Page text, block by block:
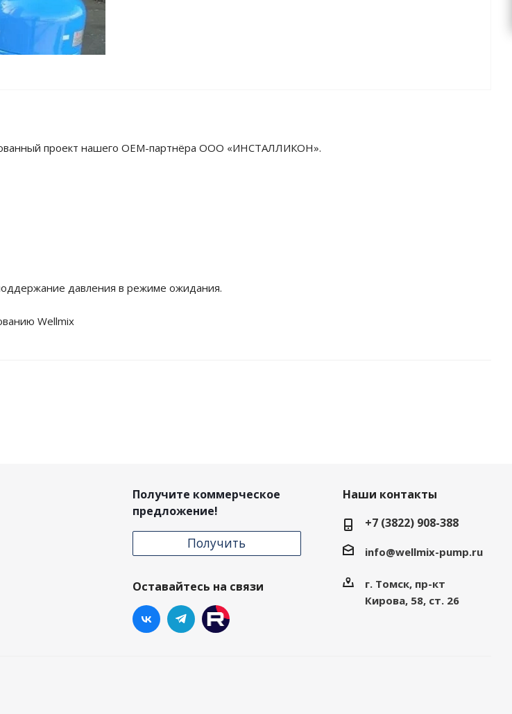
проект нашего ОЕМ-партнёра ООО «ИНСТАЛЛИКОН».
давления в режиме ожидания.
Wellmix
Получите коммерческое
предложение!
Получить
Оставайтесь на связи
Наши контакты
+7 (3822) 908-388
info@wellmix-pump.ru
г. Томск, пр-кт
Кирова, 58, ст. 26